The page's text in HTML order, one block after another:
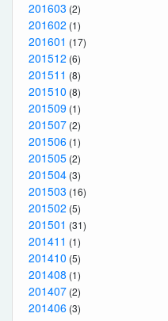
201603 (2)
201602 (1)
201601 (17)
201512 (6)
201511 (8)
201510 (8)
201509 (1)
201507 (2)
201506 (1)
201505 (2)
201504 (3)
201503 (16)
201502 (5)
201501 (31)
201411 (1)
201410 (5)
201408 (1)
201407 (2)
201406 (3)